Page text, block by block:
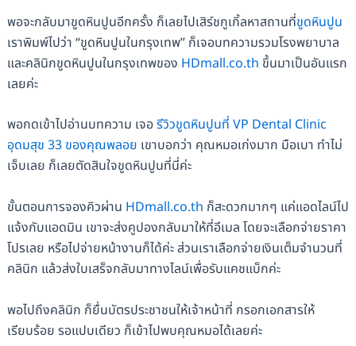
พอจะกลับมาขูดหินปูนอีกครั้ง ก็เลยไปเสิร์ชกูเกิ้ลหาสถานที่ขูดหินปูน
เราพิมพ์ไปว่า “ขูดหินปูนในกรุงเทพ” ก็เจอบทความรวมโรงพยาบาล
และคลินิกขูดหินปูนในกรุงเทพของ HDmall.co.th ขึ้นมาเป็นอันแรก
เลยค่ะ
พอกดเข้าไปอ่านบทความ เจอรีวิวขูดหินปูนที่ VP Dental Clinic
อุดมสุข 33 ของคุณพลอย เขาบอกว่า คุณหมอเก่งมาก มือเบา ทำไม่
เจ็บเลย ก็เลยตัดสินใจขูดหินปูนที่นี่ค่ะ
ขั้นตอนการจองคิวผ่าน HDmall.co.th ก็สะดวกมากๆ แค่แอดไลน์ไป
แจ้งกับแอดมิน เขาจะส่งคูปองกลับมาให้ที่อีเมล โดยจะเลือกจ่ายราคา
โปรเลย หรือไปจ่ายหน้างานก็ได้ค่ะ ส่วนเราเลือกจ่ายเงินเต็มจำนวนที่
คลินิก แล้วส่งใบเสร็จกลับมาทางไลน์เพื่อรับแคชแบ็กค่ะ
พอไปถึงคลินิก ก็ยื่นบัตรประชาชนให้เจ้าหน้าที่ กรอกเอกสารให้
เรียบร้อย รอแปบเดียว ก็เข้าไปพบคุณหมอได้เลยค่ะ